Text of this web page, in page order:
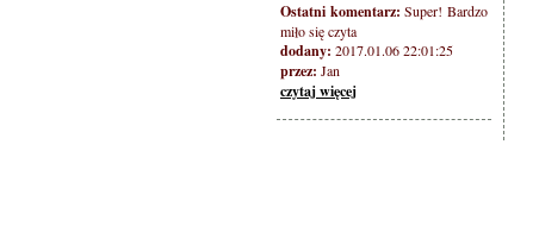
Ostatni komentarz: Super! Bardzo
miło się czyta
dodany: 2017.01.06 22:01:25
przez: Jan
czytaj więcej